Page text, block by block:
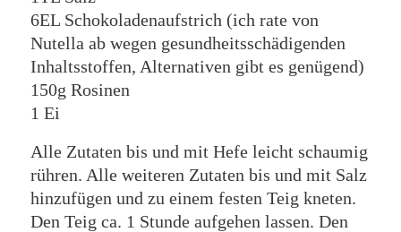
6EL Schokoladenaufstrich (ich rate von
Nutella ab wegen gesundheitsschädigenden
Inhaltsstoffen, Alternativen gibt es genügend)
150g Rosinen
1 Ei
Alle Zutaten bis und mit Hefe leicht schaumig
rühren. Alle weiteren Zutaten bis und mit Salz
hinzufügen und zu einem festen Teig kneten.
Den Teig ca. 1 Stunde aufgehen lassen. Den